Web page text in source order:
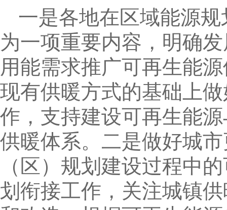
一是各地在区域能源
为一项重要内容，明确
用能需求推广可再生能
现有供暖方式的基础上
作，支持建设可再生能
供暖体系。二是做好城
（区）规划建设过程中
划衔接工作，关注城镇